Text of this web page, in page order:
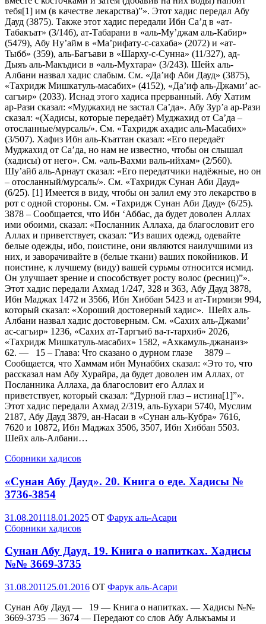
тебя[1] им (в качестве лекарства)”». Этот хадис передал Абу
Дауд (3875). Также этот хадис передали Ибн Са’д в «ат-
Табакъат» (3/146), ат-Табарани в «аль-Му’джам аль-Кабир»
(5479), Абу Ну’айм в «Ма’рифату-с-сахаба» (2072) и «ат-
Тыбб» (359), аль-Багъави в «Шарху-с-Сунна» (11/327), ад-
Дыяъ аль-Макъдиси в «аль-Мухтара» (3/243). Шейх аль-
Албани назвал хадис слабым. См. «Да’иф Аби Дауд» (3875),
«Тахридж Мишкатуль-масабих» (4152), «Да’иф аль-Джами’ ас-
сагъир» (2033). Иснад этого хадиса прерванный. Абу Хатим
ар-Рази сказал: «Муджахид не застал Са’да». Абу Зур’а ар-Рази
сказал: «(Хадисы, которые передаёт) Муджахид от Са’да –
отосланные/мурсаль/». См. «Тахридж ахадис аль-Масабих»
(3/507). Хафиз Ибн аль-Къаттан сказал: «Его передаёт
Муджахид от Са’да, но нам не известно, чтобы он слышал
(хадисы) от него». См. «аль-Вахми валь-ийхам» (2/560).
Шу’айб аль-Арнаут сказал: «Его передатчики надёжные, но он
– отосланный/мурсаль/». См. «Тахридж Сунан Аби Дауд»
(6/25). [1] Имеется в виду, чтобы он залил ему это лекарство в
рот с одной стороны. См. «Тахридж Сунан Аби Дауд» (6/25).
3878 – Сообщается, что Ибн ‘Аббас, да будет доволен Аллах
ими обоими, сказал: «Посланник Аллаха, да благословит его
Аллах и приветствует, сказал: “Из ваших одежд, одевайте
белые одежды, ибо, поистине, они являются наилучшими из
них, и заворачивайте в (белые ткани) ваших покойников. И
поистине, к лучшему (виду) вашей сурьмы относится исмид.
Он улучшает зрение и способствует росту волос (ресниц)”».
Этот хадис передали Ахмад 1/247, 328 и 363, Абу Дауд 3878,
Ибн Маджах 1472 и 3566, Ибн Хиббан 5423 и ат-Тирмизи 994,
который сказал: «Хороший достоверный хадис». Шейх аль-
Албани назвал хадис достоверным. См. «Сахих аль-Джами’
ас-сагъир» 1236, «Сахих ат-Таргъиб ва-т-тархиб» 2026,
«Тахридж Мишкатуль-масабих» 1582, «Ахкамуль-джанаиз»
62. — 15 – Глава: Что сказано о дурном глазе 3879 –
Сообщается, что Хаммам ибн Мунаббих сказал: «Это то, что
рассказал нам Абу Хурайра, да будет доволен им Аллах, от
Посланника Аллаха, да благословит его Аллах и
приветствует, который сказал: “Дурной глаз – истина[1]”».
Этот хадис передали Ахмад 2/319, аль-Бухари 5740, Муслим
2187, Абу Дауд 3879, ан-Насаи в «Сунан аль-Кубра» 7616,
7620 и 10872, Ибн Маджах 3506, 3507, Ибн Хиббан 5503.
Шейх аль-Албани…
Сборники хадисов
«Сунан Абу Дауд». 20. Книга о еде. Хадисы №
3736-3854
Опубликовано
31.08.201118.01.2025 OT Фарук аль-Асари
Сборники хадисов
Сунан Абу Дауд. 19. Книга о напитках. Хадисы
№№ 3669-3735
Опубликовано
31.08.2011 25.01.2016 OT Фарук аль-Асари
Сунан Абу Дауд — 19 — Книга о напитках. — Хадисы №№
3669-3735 — 3674 — Передают со слов Абу Алькъамы и